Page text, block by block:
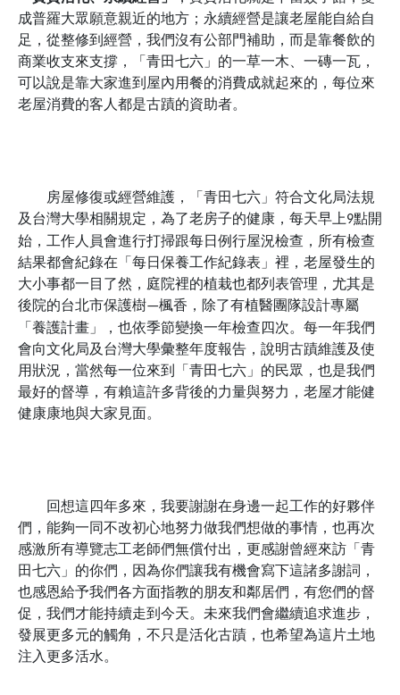
成普羅大眾願意親近的地方；永續經營是讓老屋能自給自
足，從整修到經營，我們沒有公部門補助，而是靠餐飲的
商業收支來支撐，「青田七六」的一草一木、一磚一瓦，
可以說是靠大家進到屋內用餐的消費成就起來的，每位來
老屋消費的客人都是古蹟的資助者。
房屋修復或經營維護，「青田七六」符合文化局法規
及台灣大學相關規定，為了老房子的健康，每天早上9點開
始，工作人員會進行打掃跟每日例行屋況檢查，所有檢查
結果都會紀錄在「每日保養工作紀錄表」裡，老屋發生的
大小事都一目了然，庭院裡的植栽也都列表管理，尤其是
後院的台北市保護樹—楓香，除了有植醫團隊設計專屬
「養護計畫」，也依季節變換一年檢查四次。每一年我們
會向文化局及台灣大學彙整年度報告，說明古蹟維護及使
用狀況，當然每一位來到「青田七六」的民眾，也是我們
最好的督導，有賴這許多背後的力量與努力，老屋才能健
健康康地與大家見面。
回想這四年多來，我要謝謝在身邊一起工作的好夥伴
們， 能夠一同不改初心地努力做我們想做的事情，也再次
感激所有導覽志工老師們無償付出 ，更感謝曾經來訪「青
田七六」的你們，因為你們讓我有機會寫下這諸多謝詞，
也感恩給予我們各方面指教的朋友和鄰居們，有您們的督
促，我們才能持續走到今天。未來我們會繼續追求進步，
發展更多元的觸角，不只是活化古蹟，也希望為這片土地
注入更多活水。